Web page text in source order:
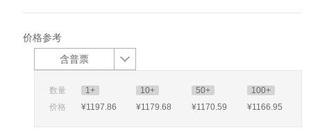
价格参考
含普票
数量 1+ 10+ 50+
100+
价格
¥1197.86 ¥1179.68 ¥1170.59 ¥1166.95